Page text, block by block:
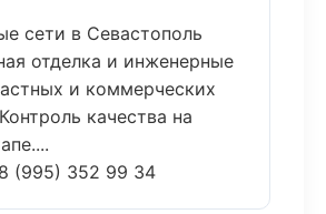
сети в Севастополь
отделка и инженерные
и коммерческих
качества на
8 (995) 352 99 34